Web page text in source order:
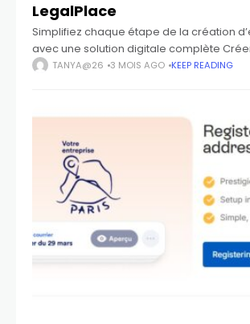
LegalPlace
Simplifiez chaque étape de la création
avec une solution digitale complète
entreprise implique de nombreuses
TANYA@26 3 MOIS AGO KEEP READING